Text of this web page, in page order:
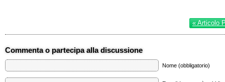
« Articolo
Commenta o partecipa alla discussione
Nome (obbligatorio)